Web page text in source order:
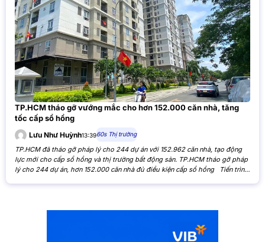
TP.HCM tháo gỡ vướng mắc cho hơn 152.000 căn nhà, tăng
tốc cấp sổ hồng
Lưu Như Huỳnh13:3960s Thị trường
TP.HCM đã tháo gỡ pháp lý cho 244 dự án với 152.962 căn nhà, tạo động
lực mới cho cấp sổ hồng và thị trường bất động sản. TP.HCM tháo gỡ pháp
lý cho 244 dự án, hơn 152.000 căn nhà đủ điều kiện cấp sổ hồng Tiến trình